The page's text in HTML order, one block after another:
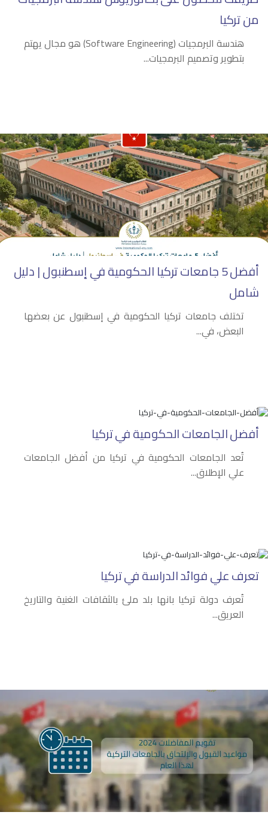
من تركيا
هندسة البرمجيات (Software Engineering) هو مجال يهتم
بتطوير وتصميم البرمجيات...
أفضل 5 جامعات تركيا الحكومية في إسطنبول | دليل
شامل
تختلف جامعات تركيا الحكومية في إسطنبول عن بعضها
البعض، في...
أفضل الجامعات الحكومية في تركيا
تُعد الجامعات الحكومية في تركيا من أفضل الجامعات
علي الإطلاق...
تعرف علي فوائد الدراسة في تركيا
تُعرف دولة تركيا بانها بلد ملئ بالثقافات الغنية والتاريخ
العريق...